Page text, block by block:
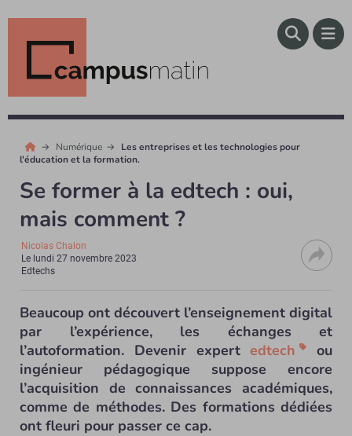
Numérique
Les entreprises et les technologies pour
l'éducation et la formation.
Se former à la edtech : oui,
mais comment ?
Nicolas Chalon
Le lundi 27 novembre 2023
Edtechs
Beaucoup ont découvert l’enseignement digital
par l’expérience, les échanges et
l’autoformation. Devenir expertedtech
ou
ingénieur pédagogique suppose encore
l’acquisition de connaissances académiques,
comme de méthodes. Des formations dédiées
ont fleuri pour passer ce cap.